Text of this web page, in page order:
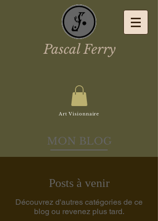
Pascal Ferry
Art Visionnaire
MON BLOG
Posts à venir
Découvrez d'autres catégories de ce
blog ou revenez plus tard.